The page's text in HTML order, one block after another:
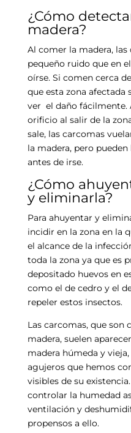
¿Cómo
madera?
Al comer la madera,
pequeño ruido que en
oírse. Si comen cerca
que esta zona afectada
ver el daño fácilmente.
orificio al salir de la
sale, las carcomas
la madera, pero
antes de irse.
¿Cómo
y eliminarla?
Para ahuyentar y
incidir en la zona en la
el alcance de la
toda la zona ya que es
depositado huevos en
como el de cedro y el
repeler estos insectos.
Las carcomas, que son
madera, suelen
madera húmeda y
agujeros que hemos
visibles de su
controlar la humedad
ventilación y
propensos a ello.